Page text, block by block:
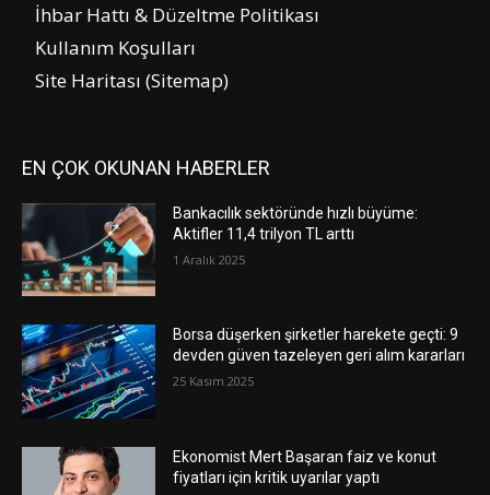
İhbar Hattı & Düzeltme Politikası
Kullanım Koşulları
Site Haritası (Sitemap)
EN ÇOK OKUNAN HABERLER
Bankacılık sektöründe hızlı büyüme:
Aktifler 11,4 trilyon TL arttı
1 Aralık 2025
Borsa düşerken şirketler harekete geçti: 9
devden güven tazeleyen geri alım kararları
25 Kasım 2025
Ekonomist Mert Başaran faiz ve konut
fiyatları için kritik uyarılar yaptı